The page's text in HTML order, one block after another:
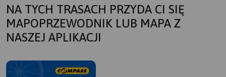
NA TYCH TRASACH PRZYDA CI SIĘ
MAPOPRZEWODNIK LUB MAPA Z
NASZEJ APLIKACJI